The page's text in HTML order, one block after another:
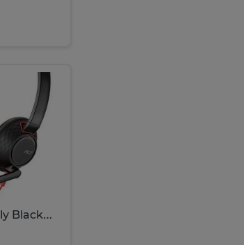
Casque HP Poly Blackwire 5220 USB-C